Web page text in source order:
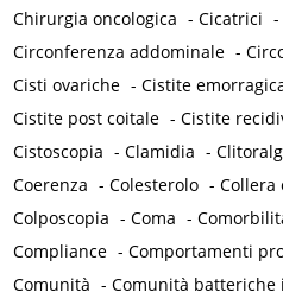
Chirurgia oncologica -Cicatrici
Circonferenza addominale -
Cisti ovariche -Cistite
Cistite post coitale -Cistite
Cistoscopia -Clamidia -
Coerenza -Colesterolo -Collera
Colposcopia -Coma -
Compliance -Comportamenti
Comunità -Comunità